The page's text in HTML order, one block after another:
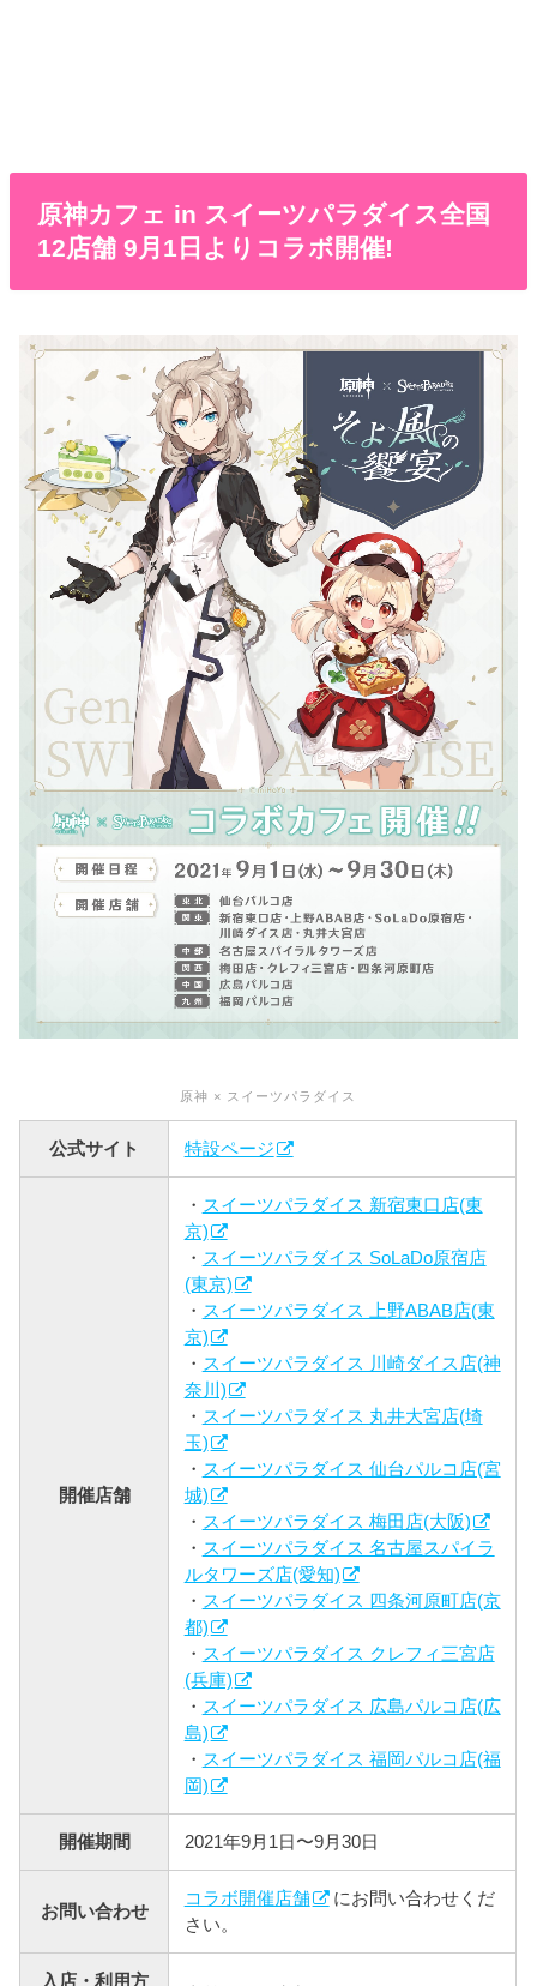
原神カフェ in スイーツパラダイス全国
12店舗 9月1日よりコラボ開催!
原神 × スイーツパラダイス
公式サイト 特設ページ
開催店舗
・ スイーツパラダイス 新宿東口店(東
京)
・ スイーツパラダイス SoLaDo原宿店
(東京)
・ スイーツパラダイス 上野ABAB店(東
京)
・ スイーツパラダイス 川崎ダイス店(神
奈川)
・ スイーツパラダイス 丸井大宮店(埼
玉)
・ スイーツパラダイス 仙台パルコ店(宮
城)
・ スイーツパラダイス 梅田店(大阪)
・ スイーツパラダイス 名古屋スパイラ
ルタワーズ店(愛知)
・ スイーツパラダイス 四条河原町店(京
都)
・ スイーツパラダイス クレフィ三宮店
(兵庫)
・ スイーツパラダイス 広島パルコ店(広
島)
・ スイーツパラダイス 福岡パルコ店(福
岡)
開催期間 2021年9月1日〜9月30日
お問い合わせ
コラボ開催店舗
にお問い合わせくだ
さい。
入店・利用方